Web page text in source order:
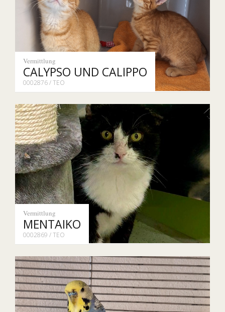
Vermittlung
CALYPSO UND CALIPPO
0002876 / TEO
Vermittlung
MENTAIKO
0002869 / TEO